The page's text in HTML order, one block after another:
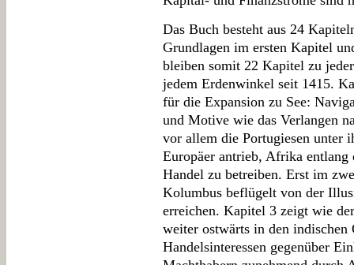
Das Buch besteht aus 24
Grundlagen im ersten Kapitel
bleiben somit 22 Kapitel zu
jedem Erdenwinkel seit 1415.
für die Expansion zu See:
und Motive wie das Verlangen
vor allem die Portugiesen unter
Europäer antrieb, Afrika entlang
Handel zu betreiben. Erst im
Kolumbus beflügelt von der
erreichen. Kapitel 3 zeigt wie
weiter ostwärts in den
Handelsinteressen gegenüber